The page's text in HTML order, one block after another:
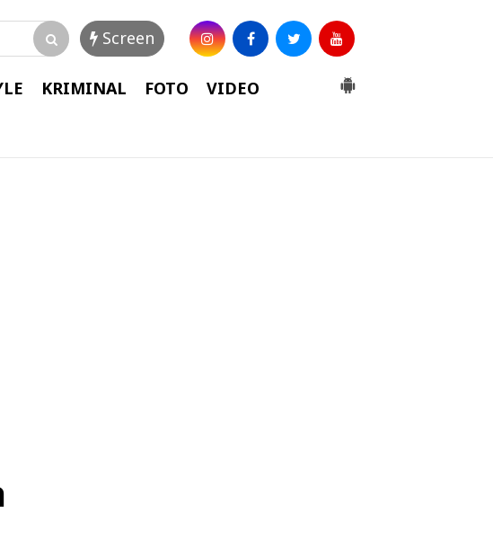
Screen
KRIMINAL FOTO VIDEO